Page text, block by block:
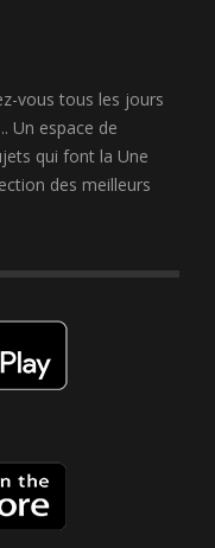
vous tous les jours
Un espace de
qui font la Une
des meilleurs